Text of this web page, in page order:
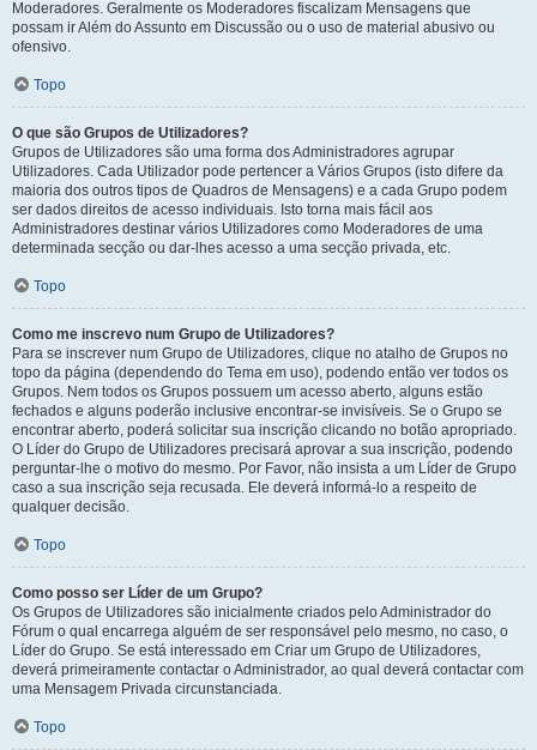
Moderadores. Geralmente os Moderadores fiscalizam Mensagens que
possam ir Além do Assunto em Discussão ou o uso de material abusivo ou
ofensivo.
Topo
O que são Grupos de Utilizadores?
Grupos de Utilizadores são uma forma dos Administradores agrupar
Utilizadores. Cada Utilizador pode pertencer a Vários Grupos (isto difere da
maioria dos outros tipos de Quadros de Mensagens) e a cada Grupo podem
ser dados direitos de acesso individuais. Isto torna mais fácil aos
Administradores destinar vários Utilizadores como Moderadores de uma
determinada secção ou dar-lhes acesso a uma secção privada, etc.
Topo
Como me inscrevo num Grupo de Utilizadores?
Para se inscrever num Grupo de Utilizadores, clique no atalho de Grupos no
topo da página (dependendo do Tema em uso), podendo então ver todos os
Grupos. Nem todos os Grupos possuem um acesso aberto, alguns estão
fechados e alguns poderão inclusive encontrar-se invisíveis. Se o Grupo se
encontrar aberto, poderá solicitar sua inscrição clicando no botão apropriado.
O Líder do Grupo de Utilizadores precisará aprovar a sua inscrição, podendo
perguntar-lhe o motivo do mesmo. Por Favor, não insista a um Líder de Grupo
caso a sua inscrição seja recusada. Ele deverá informá-lo a respeito de
qualquer decisão.
Topo
Como posso ser Líder de um Grupo?
Os Grupos de Utilizadores são inicialmente criados pelo Administrador do
Fórum o qual encarrega alguém de ser responsável pelo mesmo, no caso, o
Líder do Grupo. Se está interessado em Criar um Grupo de Utilizadores,
deverá primeiramente contactar o Administrador, ao qual deverá contactar com
uma Mensagem Privada circunstanciada.
Topo